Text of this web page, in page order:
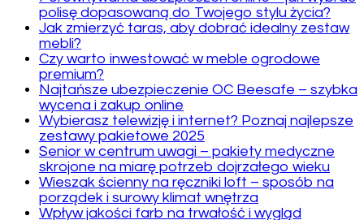
polisę dopasowaną do Twojego stylu życia?
Jak zmierzyć taras, aby dobrać idealny zestaw
mebli?
Czy warto inwestować w meble ogrodowe
premium?
Najtańsze ubezpieczenie OC Beesafe – szybka
wycena i zakup online
Wybierasz telewizję i internet? Poznaj najlepsze
zestawy pakietowe 2025
Senior w centrum uwagi – pakiety medyczne
skrojone na miarę potrzeb dojrzałego wieku
Wieszak ścienny na ręczniki loft – sposób na
porządek i surowy klimat wnętrza
Wpływ jakości farb na trwałość i wygląd